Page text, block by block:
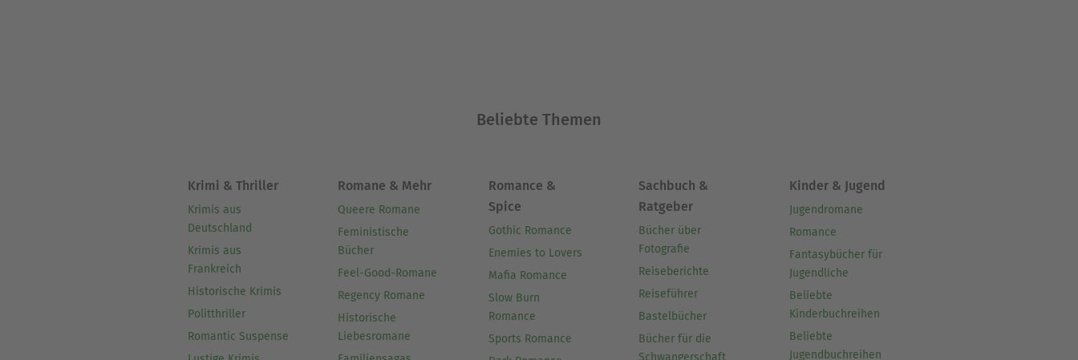
Beliebte Themen
Krimi & Thriller
Krimis aus
Deutschland
Krimis aus
Frankreich
Historische Krimis
Politthriller
Romantic Suspense
Romane & Mehr
Queere Romane
Feministische
Bücher
Feel-Good-Romane
Regency Romane
Historische
Liebesromane
Romance &
Spice
Gothic Romance
Enemies to Lovers
Mafia Romance
Slow Burn
Romance
Sports Romance
Sachbuch &
Ratgeber
Bücher über
Fotografie
Reiseberichte
Reiseführer
Bastelbücher
Bücher für die
Kinder & Jugend
Jugendromane
Romance
Fantasybücher für
Jugendliche
Beliebte
Kinderbuchreihen
Beliebte
Jugendbuchreihen